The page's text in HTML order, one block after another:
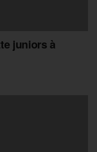
juniors à